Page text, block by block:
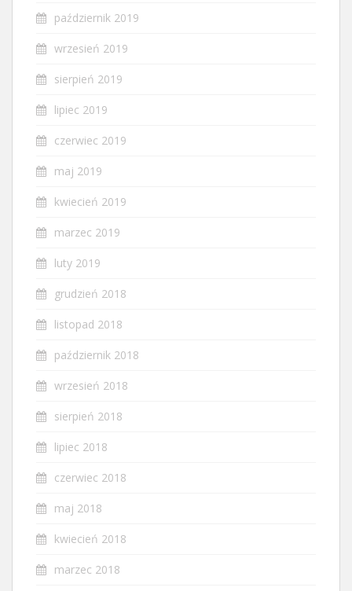
październik 2019
wrzesień 2019
sierpień 2019
lipiec 2019
czerwiec 2019
maj 2019
kwiecień 2019
marzec 2019
luty 2019
grudzień 2018
listopad 2018
październik 2018
wrzesień 2018
sierpień 2018
lipiec 2018
czerwiec 2018
maj 2018
kwiecień 2018
marzec 2018